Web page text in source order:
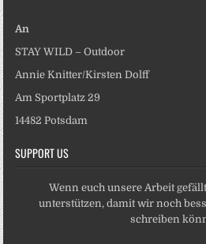
An
STAY WILD – Outdoor
Annie Knitter/Kirsten Dolff
Am Sportplatz 29
14482 Potsdam
SUPPORT US
Wenn euch unsere Arbeit
unterstützen, damit wir noch
schreiben